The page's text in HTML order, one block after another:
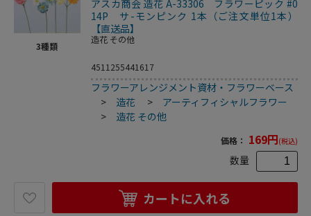
3種類
アスカ商会 造花 A-33306 フラワーピック #0
14P サ-モンピンク 1本（ご注文単位1本）
【直送品】
造花 その他
4511255441617
フラワーアレンジメント資材・フラワーベース
> 造花 > アーティフィシャルフラワー
> 造花 その他
価格： 169円(税込)
数量
カートに入れる